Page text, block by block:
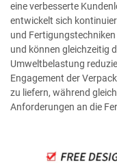
eine verbesserte
entwickelt sich
und
und können gleichzeitig
Umweltbelastung
Engagement der
zu liefern, während
Anforderungen an die